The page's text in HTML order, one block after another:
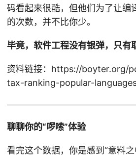
码看起来很酷，但他们为了让编
的次数，并不比你少。
毕竟，软件工程没有银弹，只有
资料链接：https://boyter.org/
tax-ranking-popular-
聊聊你的“啰嗦”体验
看完这个数据，你是感到“意料